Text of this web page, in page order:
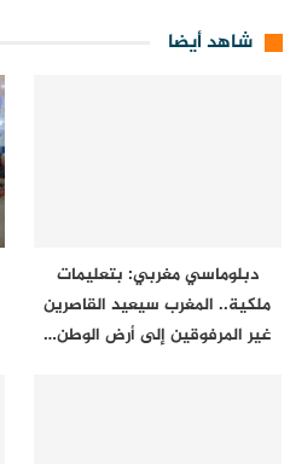
شاهد أيضا
دبلوماسي مغربي: بتعليمات
ملكية.. المغرب سيعيد القاصرين
غير المرفوقين إلى أرض الوطن…